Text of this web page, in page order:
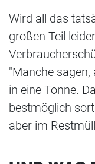
Wird all das
großen Teil
"Manche
in eine Tonne.
bestmöglich
aber im